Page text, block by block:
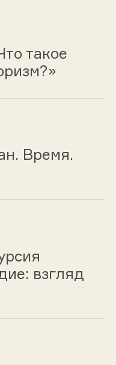
такое
Время.
взгляд